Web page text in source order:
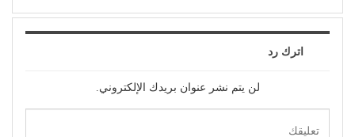
اترك رد
لن يتم نشر عنوان بريدك الإلكتروني.